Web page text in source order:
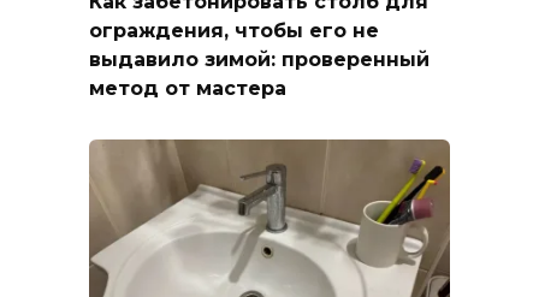
ограждения, чтобы его не
выдавило зимой: проверенный
метод от мастера